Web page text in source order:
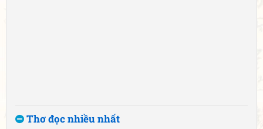
Thơ đọc nhiều nhất